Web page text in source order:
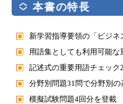
本書の特長
新学習指導要領の「ビジネ
用語集としても利用可能
記述式の重要用語チェック
分野別問題31問で分野別
模擬試験問題4回分を登載